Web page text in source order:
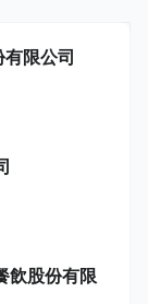
限公司
飲股份有限